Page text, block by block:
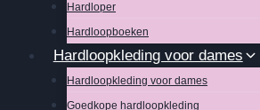
Hardloper
Hardloopboeken
Hardloopkleding voor dames
Hardloopkleding voor dames
Goedkope hardloopkleding